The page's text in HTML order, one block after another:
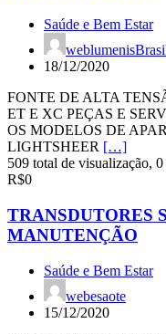
Saúde e Bem Estar
18/12/2020
FONTE DE ALTA
ET E XC PEÇAS E
OS MODELOS DE
LIGHTSHEER […]
509 total de visualização,
R$0
TRANSDUTORES
MANUTENÇÃO
Saúde e Bem Estar
webesaote
15/12/2020